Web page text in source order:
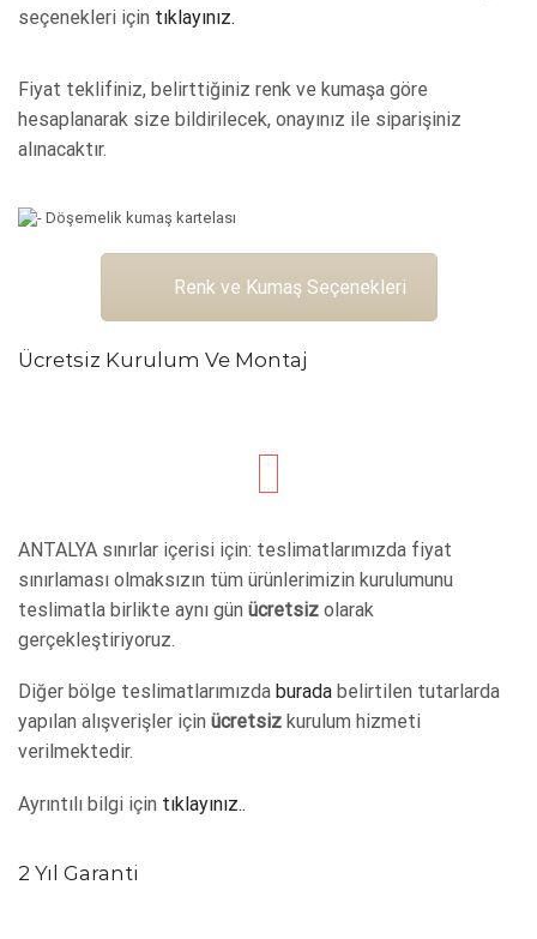
seçenekleri için tıklayınız.
Fiyat teklifiniz, belirttiğiniz renk ve kumaşa göre
hesaplanarak size bildirilecek, onayınız ile siparişiniz
alınacaktır.
Renk ve Kumaş Seçenekleri
Ücretsiz Kurulum Ve Montaj
ANTALYA sınırlar içerisi için: teslimatlarımızda fiyat
sınırlaması olmaksızın tüm ürünlerimizin kurulumunu
teslimatla birlikte aynı gün ücretsiz olarak
gerçekleştiriyoruz.
Diğer bölge teslimatlarımızda burada belirtilen tutarlarda
yapılan alışverişler için ücretsiz kurulum hizmeti
verilmektedir.
Ayrıntılı bilgi için tıklayınız..
2 Yıl Garanti